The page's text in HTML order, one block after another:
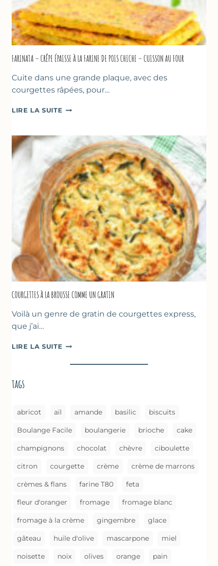
FARINATA – CRÊPE ÉPAISSE À LA FARINE DE POIS CHICHE – CUISSON AU FOUR
Cuite dans une grande plaque, avec des
courgettes râpées, pour…
LIRE LA SUITE FARINATA
ÉPAISSE
À
LA
FARINE
DE
POIS
CHICHE
–
CUISSON
AU
FOUR
COURGETTES À LA BROUSSE COMME UN GRATIN
Voilà un genre de gratin de courgettes express,
que j’ai…
LIRE LA SUITE COURGETTES
LA
tags
abricot ail amande basilic biscuits
Boulange Facile boulangerie brioche cake
champignons chocolat chèvre ciboulette
citron courgette crème crème de marrons
crèmes & flans farine T80 feta
fleur d'oranger fromage fromage blanc
fromage à la crème gingembre glace
gâteau huile d'olive mascarpone miel
noisette noix olives orange pain